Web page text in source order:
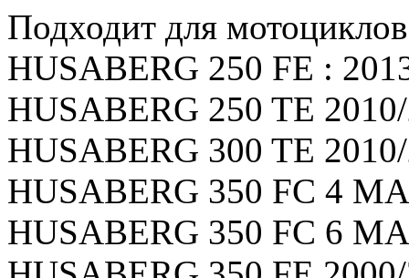
Подходит для
HUSABERG 250 FE :
HUSABERG 250 TE 2010/
HUSABERG 300 TE 2010/
HUSABERG 350 FC 4
HUSABERG 350 FC 6